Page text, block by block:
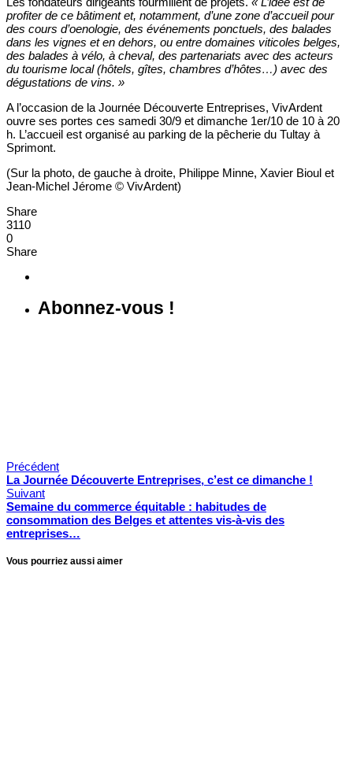
profiter de ce bâtiment et, notamment, d’une zone d’accueil pour
des cours d’oenologie, des événements ponctuels, des balades
dans les vignes et en dehors, ou entre domaines viticoles belges,
des balades à vélo, à cheval, des partenariats avec des acteurs
du tourisme local (hôtels, gîtes, chambres d’hôtes…) avec des
dégustations de vins. »
A l’occasion de la Journée Découverte Entreprises, VivArdent
ouvre ses portes ces samedi 30/9 et dimanche 1er/10 de 10 à 20
h. L’accueil est organisé au parking de la pêcherie du Tultay à
Sprimont.
(Sur la photo, de gauche à droite, Philippe Minne, Xavier Bioul et
Jean-Michel Jérome © VivArdent)
Share
3110
0
Share
Abonnez-vous !
Précédent
La Journée Découverte Entreprises, c’est ce dimanche !
Suivant
Semaine du commerce équitable : habitudes de
consommation des Belges et attentes vis-à-vis des
entreprises…
Vous pourriez aussi aimer